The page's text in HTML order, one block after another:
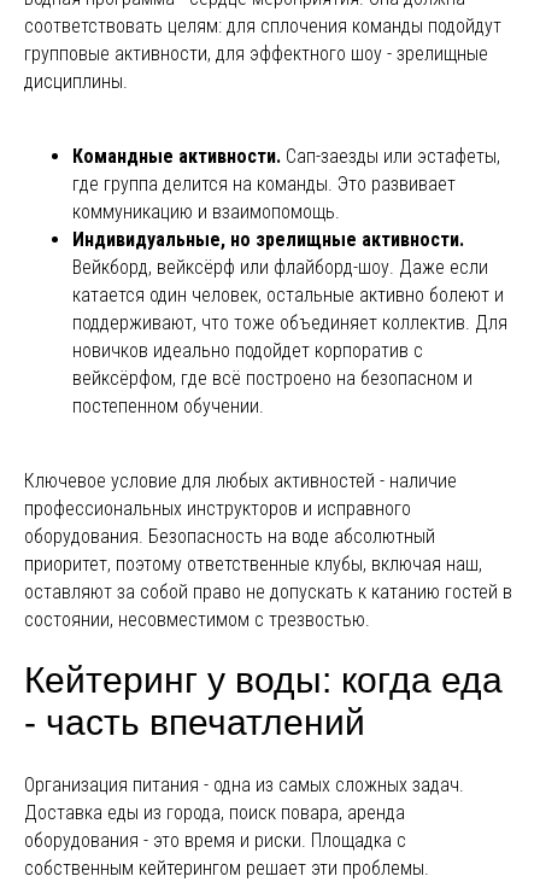
соответствовать целям: для сплочения команды подойдут
групповые активности, для эффектного шоу - зрелищные
дисциплины.
Командные активности. Сап-заезды или эстафеты,
где группа делится на команды. Это развивает
коммуникацию и взаимопомощь.
Индивидуальные, но зрелищные активности.
Вейкборд, вейксёрф или флайборд-шоу. Даже если
катается один человек, остальные активно болеют и
поддерживают, что тоже объединяет коллектив. Для
новичков идеально подойдет корпоратив с
вейксёрфом, где всё построено на безопасном и
постепенном обучении.
Ключевое условие для любых активностей - наличие
профессиональных инструкторов и исправного
оборудования. Безопасность на воде абсолютный
приоритет, поэтому ответственные клубы, включая наш,
оставляют за собой право не допускать к катанию гостей в
состоянии, несовместимом с трезвостью.
Кейтеринг у воды: когда еда
- часть впечатлений
Организация питания - одна из самых сложных задач.
Доставка еды из города, поиск повара, аренда
оборудования - это время и риски. Площадка с
собственным кейтерингом решает эти проблемы.